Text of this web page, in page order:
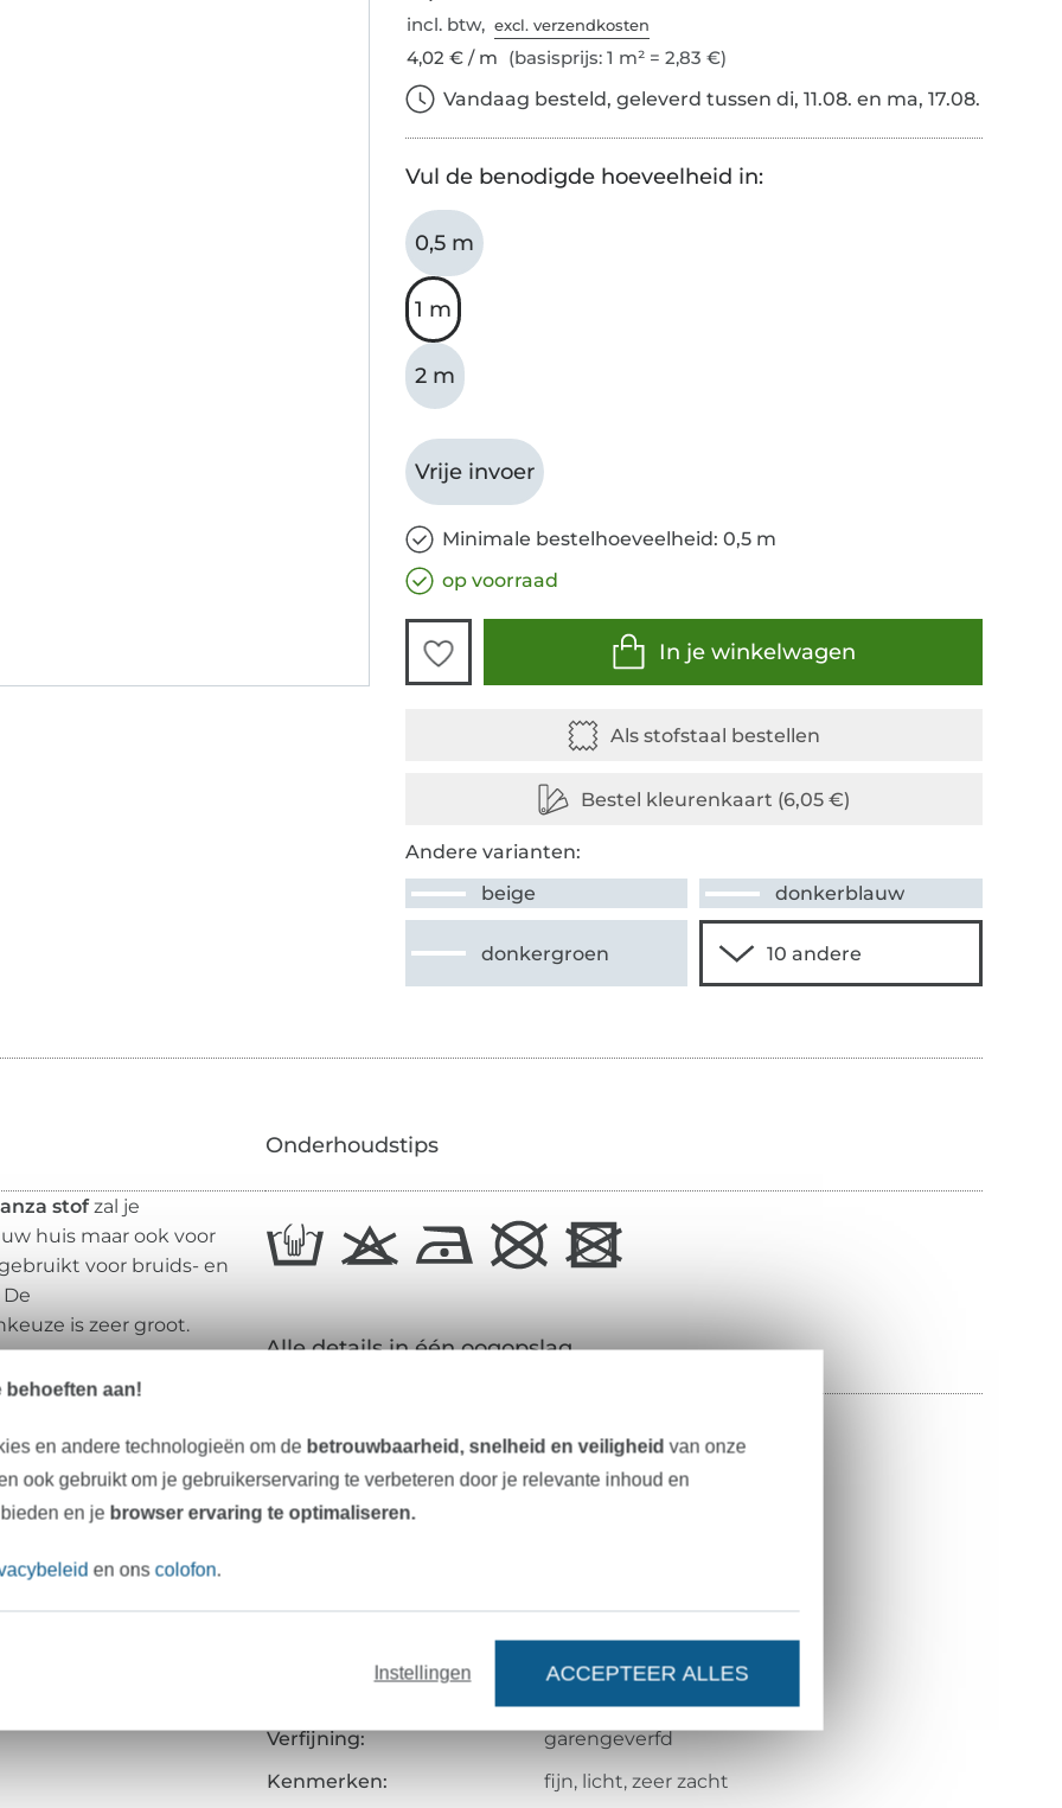
incl. btw,excl. verzendkosten
4,02 € / m (basisprijs: 1 m² = 2,83 €)
Vandaag besteld, geleverd tussen di, 11.08. en ma, 17.08.
Vul de benodigde hoeveelheid in:
0,5 m
1 m
2 m
Vrije invoer
Minimale bestelhoeveelheid: 0,5 m
op voorraad
In je winkelwagen
Andere varianten:
beige
donkerblauw
donkergroen
stofzal je
huis maar ook voor
voor bruids- en
is zeer groot.
Onderhoudstips
Alle details in één oogopslag
Materiaal:
100% nylon
Breedte:
142 cm
Gewicht:
Oppervlak:
transparant, glad, glanzend
Verfijning:
garengeverfd
Kenmerken:
fijn, licht, zeer zacht
behoeften aan!
en andere technologieën om de betrouwbaarheid, snelheid en veiligheid van onze
ook gebruikt om je gebruikerservaring te verbeteren door je relevante inhoud en
en je browser ervaring te optimaliseren.
en onscolofon.
Instellingen ACCEPTEER ALLES